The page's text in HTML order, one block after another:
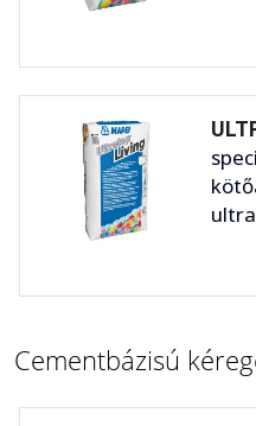
Cementbázisú